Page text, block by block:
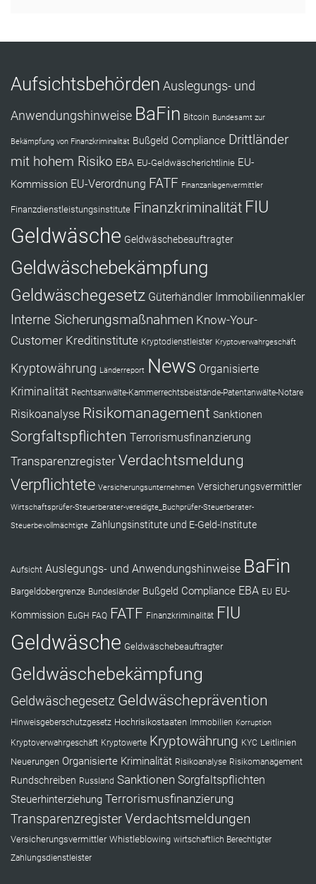
Aufsichtsbehörden Auslegungs- und
Anwendungshinweise BaFin Bitcoin Bundesamt zur
Bekämpfung von Finanzkriminalität Bußgeld Compliance Drittländer
mit hohem Risiko EBA EU-Geldwäscherichtlinie EU-
Kommission EU-Verordnung FATF Finanzanlagenvermittler
Finanzdienstleistungsinstitute Finanzkriminalität FIU
Geldwäsche Geldwäschebeauftragter
Geldwäschebekämpfung
Geldwäschegesetz Güterhändler Immobilienmakler
Interne Sicherungsmaßnahmen Know-Your-
Customer Kreditinstitute Kryptodienstleister Kryptoverwahrgeschäft
Kryptowährung Länderreport News Organisierte
Kriminalität Rechtsanwälte-Kammerrechtsbeistände-Patentanwälte-Notare
Risikoanalyse Risikomanagement Sanktionen
Sorgfaltspflichten Terrorismusfinanzierung
Transparenzregister Verdachtsmeldung
Verpflichtete Versicherungsunternehmen Versicherungsvermittler
Wirtschaftsprüfer-Steuerberater-vereidigte_Buchprüfer-Steuerberater-
Steuerbevollmächtigte Zahlungsinstitute und E-Geld-Institute
Aufsicht Auslegungs- und Anwendungshinweise BaFin
Bargeldobergrenze Bundesländer Bußgeld Compliance EBA EU EU-
Kommission EuGH FAQ FATF Finanzkriminalität FIU
Geldwäsche Geldwäschebeauftragter
Geldwäschebekämpfung
Geldwäschegesetz Geldwäscheprävention
Hinweisgeberschutzgesetz Hochrisikostaaten Immobilien Korruption
Kryptoverwahrgeschäft Kryptowerte Kryptowährung KYC Leitlinien
Neuerungen Organisierte Kriminalität Risikoanalyse Risikomanagement
Rundschreiben Russland Sanktionen Sorgfaltspflichten
Steuerhinterziehung Terrorismusfinanzierung
TransparenzregisterVerdachtsmeldungen
Versicherungsvermittler Whistleblowing wirtschaftlich Berechtigter
Zahlungsdienstleister